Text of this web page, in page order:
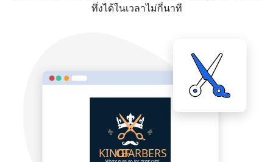
ทึ่งได้ในเวลาไม่กี่นาที